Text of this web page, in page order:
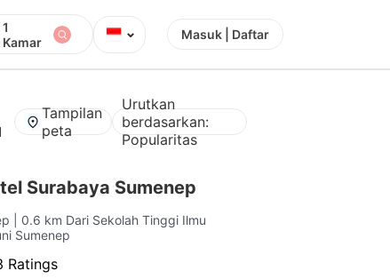
1
Kamar
⌄ Masuk | Daftar
Tampilan
peta
Urutkan
berdasarkan:
Popularitas
Surabaya Sumenep
| 0.6 km Dari Sekolah Tinggi Ilmu
Sumenep
Ratings